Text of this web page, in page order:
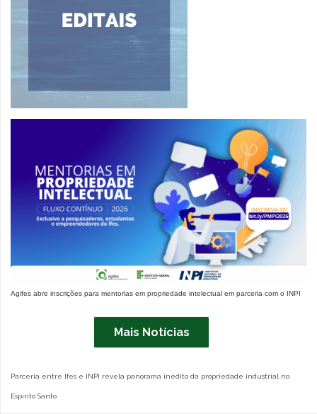
Agifes abre inscrições para mentorias em propriedade intelectual em parceria com o INPI
Incubadora do Ifes abre 12 vagas para empreendedores inovadores em agosto
Mais Notícias
Parceria entre Ifes e INPI revela panorama inédito da propriedade industrial no
Espírito Santo